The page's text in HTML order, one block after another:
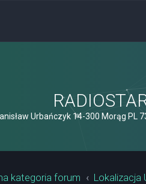
Urbańczyk 14-300 Morąg PL
kategoria forum Lokalizacja